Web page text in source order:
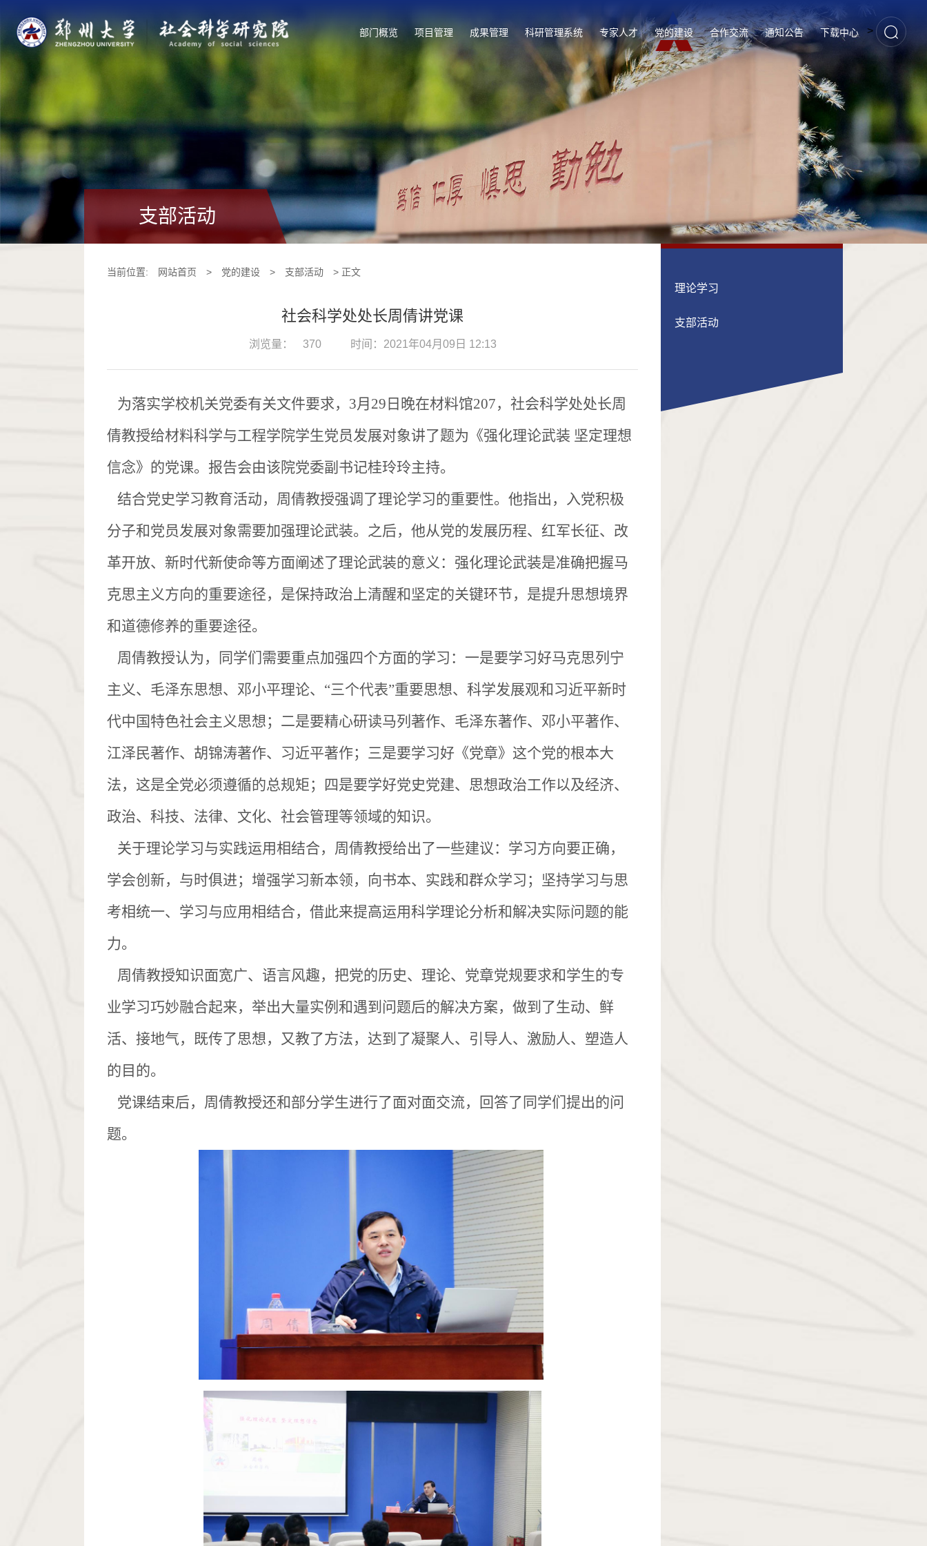
部门概览 项目管理 成果管理 科研管理系统 专家人才 党的建设 合作交流 通知公告 下载中心 >
支部活动
当前位置: 网站首页 > 党的建设 > 支部活动 > 正文
社会科学处处长周倩讲党课
浏览量： 370 时间：2021年04月09日 12:13
为落实学校机关党委有关文件要求，3月29日晚在材料馆207，社会科学处处长周
倩教授给材料科学与工程学院学生党员发展对象讲了题为《强化理论武装 坚定理想
信念》的党课。报告会由该院党委副书记桂玲玲主持。
结合党史学习教育活动，周倩教授强调了理论学习的重要性。他指出，入党积极
分子和党员发展对象需要加强理论武装。之后，他从党的发展历程、红军长征、改
革开放、新时代新使命等方面阐述了理论武装的意义：强化理论武装是准确把握马
克思主义方向的重要途径，是保持政治上清醒和坚定的关键环节，是提升思想境界
和道德修养的重要途径。
周倩教授认为，同学们需要重点加强四个方面的学习：一是要学习好马克思列宁
主义、毛泽东思想、邓小平理论、“三个代表”重要思想、科学发展观和习近平新时
代中国特色社会主义思想；二是要精心研读马列著作、毛泽东著作、邓小平著作、
江泽民著作、胡锦涛著作、习近平著作；三是要学习好《党章》这个党的根本大
法，这是全党必须遵循的总规矩；四是要学好党史党建、思想政治工作以及经济、
政治、科技、法律、文化、社会管理等领域的知识。
关于理论学习与实践运用相结合，周倩教授给出了一些建议：学习方向要正确，
学会创新，与时俱进；增强学习新本领，向书本、实践和群众学习；坚持学习与思
考相统一、学习与应用相结合，借此来提高运用科学理论分析和解决实际问题的能
力。
周倩教授知识面宽广、语言风趣，把党的历史、理论、党章党规要求和学生的专
业学习巧妙融合起来，举出大量实例和遇到问题后的解决方案，做到了生动、鲜
活、接地气，既传了思想，又教了方法，达到了凝聚人、引导人、激励人、塑造人
的目的。
党课结束后，周倩教授还和部分学生进行了面对面交流，回答了同学们提出的问
题。
理论学习
支部活动